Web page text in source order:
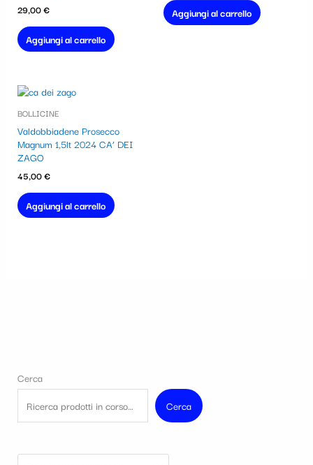
29,00€
Aggiungi al carrello
Aggiungi al carrello
BOLLICINE
Valdobbiadene Prosecco
Magnum 1,5lt 2024 CA’ DEI
ZAGO
45,00€
Aggiungi al carrello
Cerca
Cerca